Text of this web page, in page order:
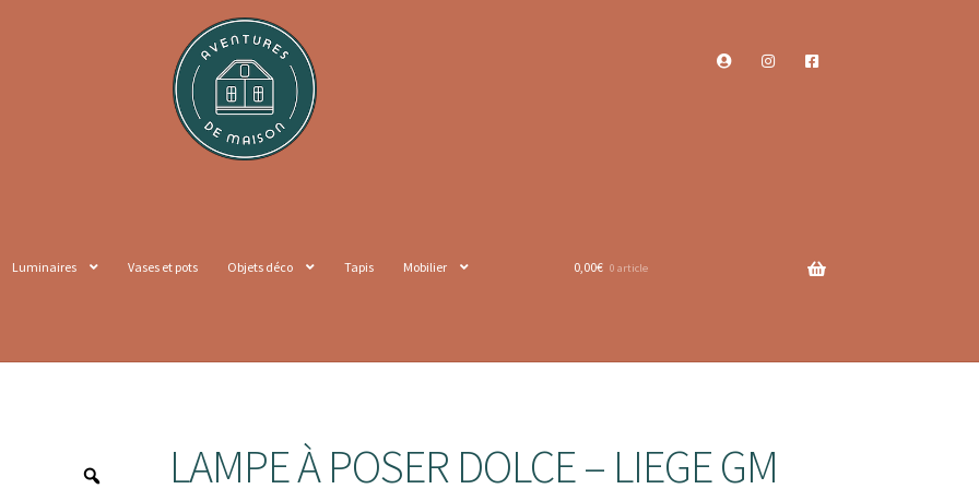
Luminaires Vases et pots Objets déco Tapis Mobilier 0,00€ 0 article
LAMPE À POSER DOLCE – LIEGE GM